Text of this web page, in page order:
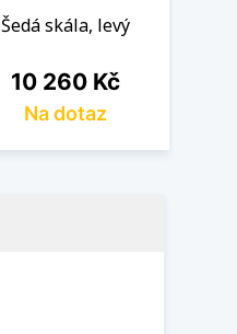
Šedá skála, levý
Cena
10 260 Kč
Na dotaz